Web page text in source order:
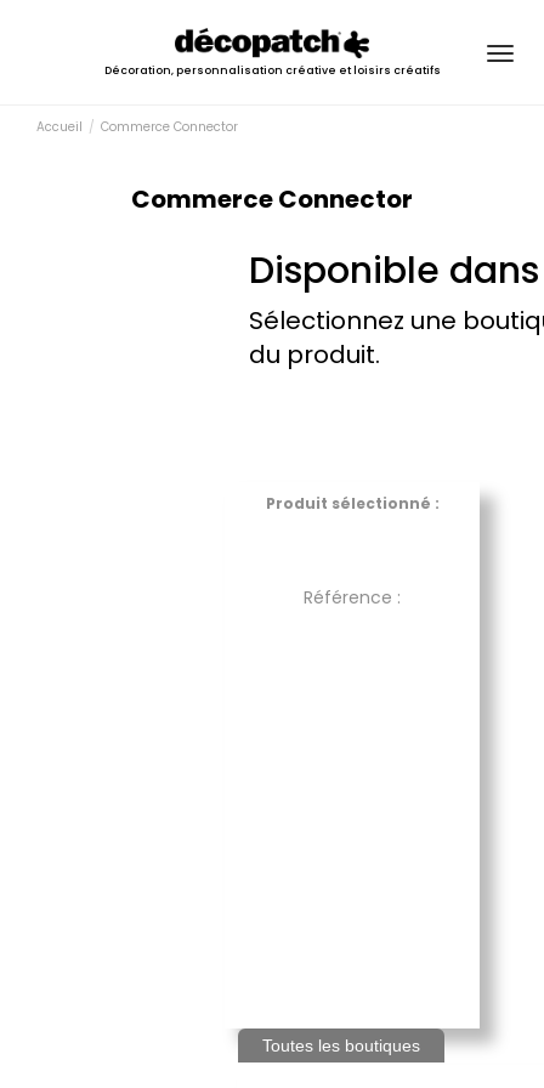
Décoration, personnalisation créative et loisirs créatifs
Accueil Commerce Connector
Commerce Connector
Disponible
Sélectionnez une
du produit.
Produit sélectionné :
Référence :
Toutes les boutiques